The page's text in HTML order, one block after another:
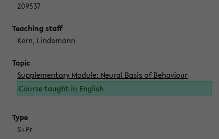
209537
Kern, Lindemann
Supplementary Module: Neural Basis of Behaviour
Course taught in English
S+Pr